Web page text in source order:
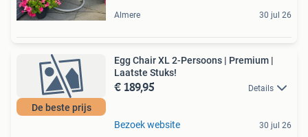
Almere 30 jul 26
De beste prijs
Egg Chair XL 2-Persoons | Premium |
Laatste Stuks!
€ 189,95 Details
Bezoek website 30 jul 26